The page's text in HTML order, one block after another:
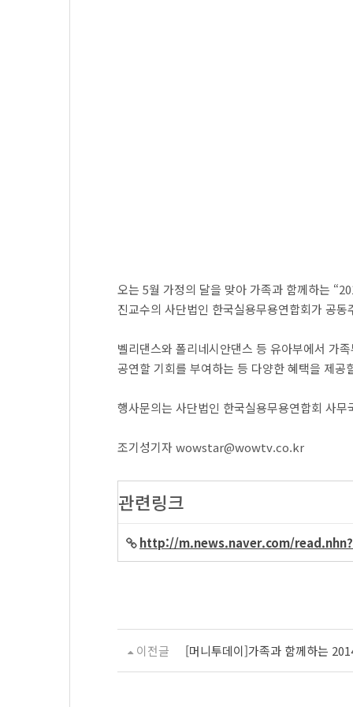
오는 5월 가정의 달을 맞아 가족과 함께하는
진교수의 사단법인 한국실용무용연합회가 공
벨리댄스와 폴리네시안댄스 등 유아부에서 가
공연할 기회를 부여하는 등 다양한 혜택을 제공
행사문의는 사단법인 한국실용무용연합회 사무
조기성기자 wowstar@wowtv.co.kr
관련링크
http://m.news.naver.com/
이전글 [머니투데이]가족과 함께하는